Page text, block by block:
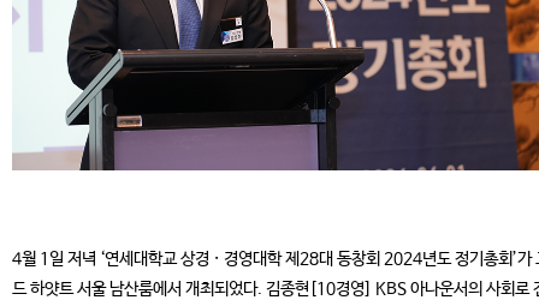
4월 1일 저녁 ‘연세대학교 상경 · 경영대학 제28대 동창회 2024년도 정기총회’가
드 하얏트 서울 남산룸에서 개최되었다. 김종현[10경영] KBS 아나운서의 사회로